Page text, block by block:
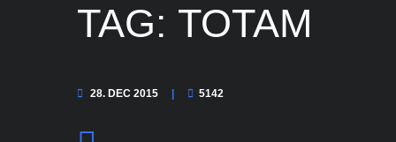
TAG: TOTAM
28. DEC 2015 5142